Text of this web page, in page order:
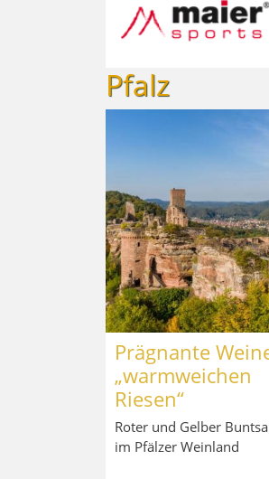
Pfalz
Prägnante
„warmweichen
Riesen“
Roter und Gelber
im Pfälzer Weinland